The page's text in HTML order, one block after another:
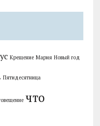
Крещение Мария Новый год
Пятидесятница
что